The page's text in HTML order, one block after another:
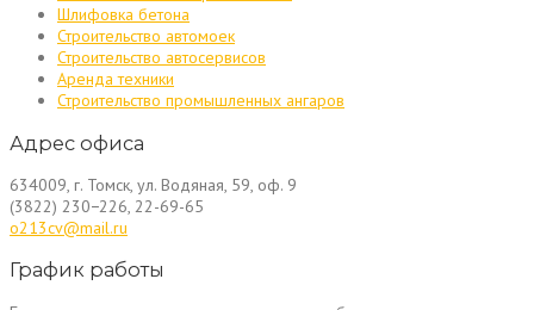
Шлифовка бетона
Строительство автомоек
Строительство автосервисов
Аренда техники
Строительство промышленных ангаров
Адрес офиса
634009, г. Томск, ул. Водяная, 59, оф. 9
(3822) 230−226, 22-69-65
o213cv@mail.ru
График работы